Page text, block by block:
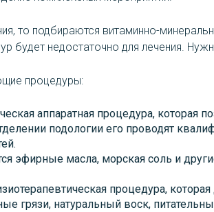
то подбираются витаминно-
будет недостаточно для лечения.
процедуры:
аппаратная процедура, которая
подологии его проводят
эфирные масла, морская соль и
процедура,
грязи, натуральный воск,